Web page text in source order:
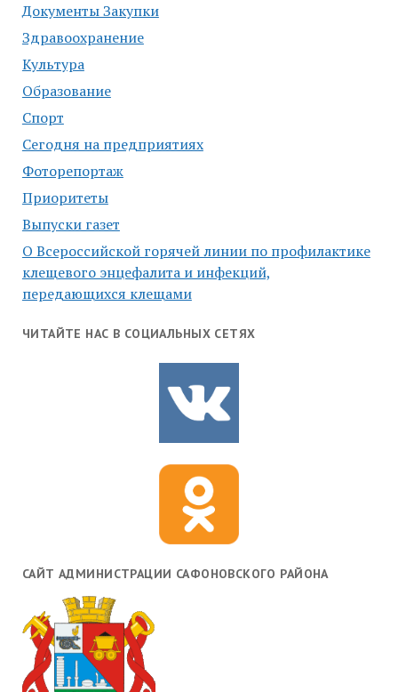
Документы Закупки
Здравоохранение
Культура
Образование
Спорт
Сегодня на предприятиях
Фоторепортаж
Приоритеты
Выпуски газет
О Всероссийской горячей линии по профилактике
клещевого энцефалита и инфекций,
передающихся клещами
ЧИТАЙТЕ НАС В СОЦИАЛЬНЫХ СЕТЯХ
САЙТ АДМИНИСТРАЦИИ САФОНОВСКОГО РАЙОНА